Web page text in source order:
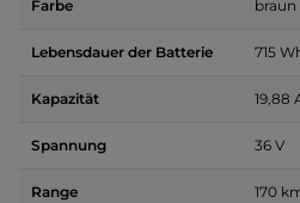
Farbe braun
Lebensdauer der Batterie 715
Kapazität 19,88
Spannung 36 V
Range 170